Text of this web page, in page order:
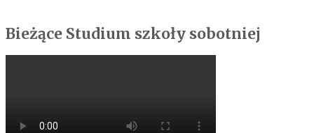
Bieżące Studium szkoły sobotniej